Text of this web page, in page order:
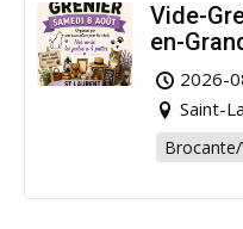
Vide-
en-
pour la
2026-
Saint-